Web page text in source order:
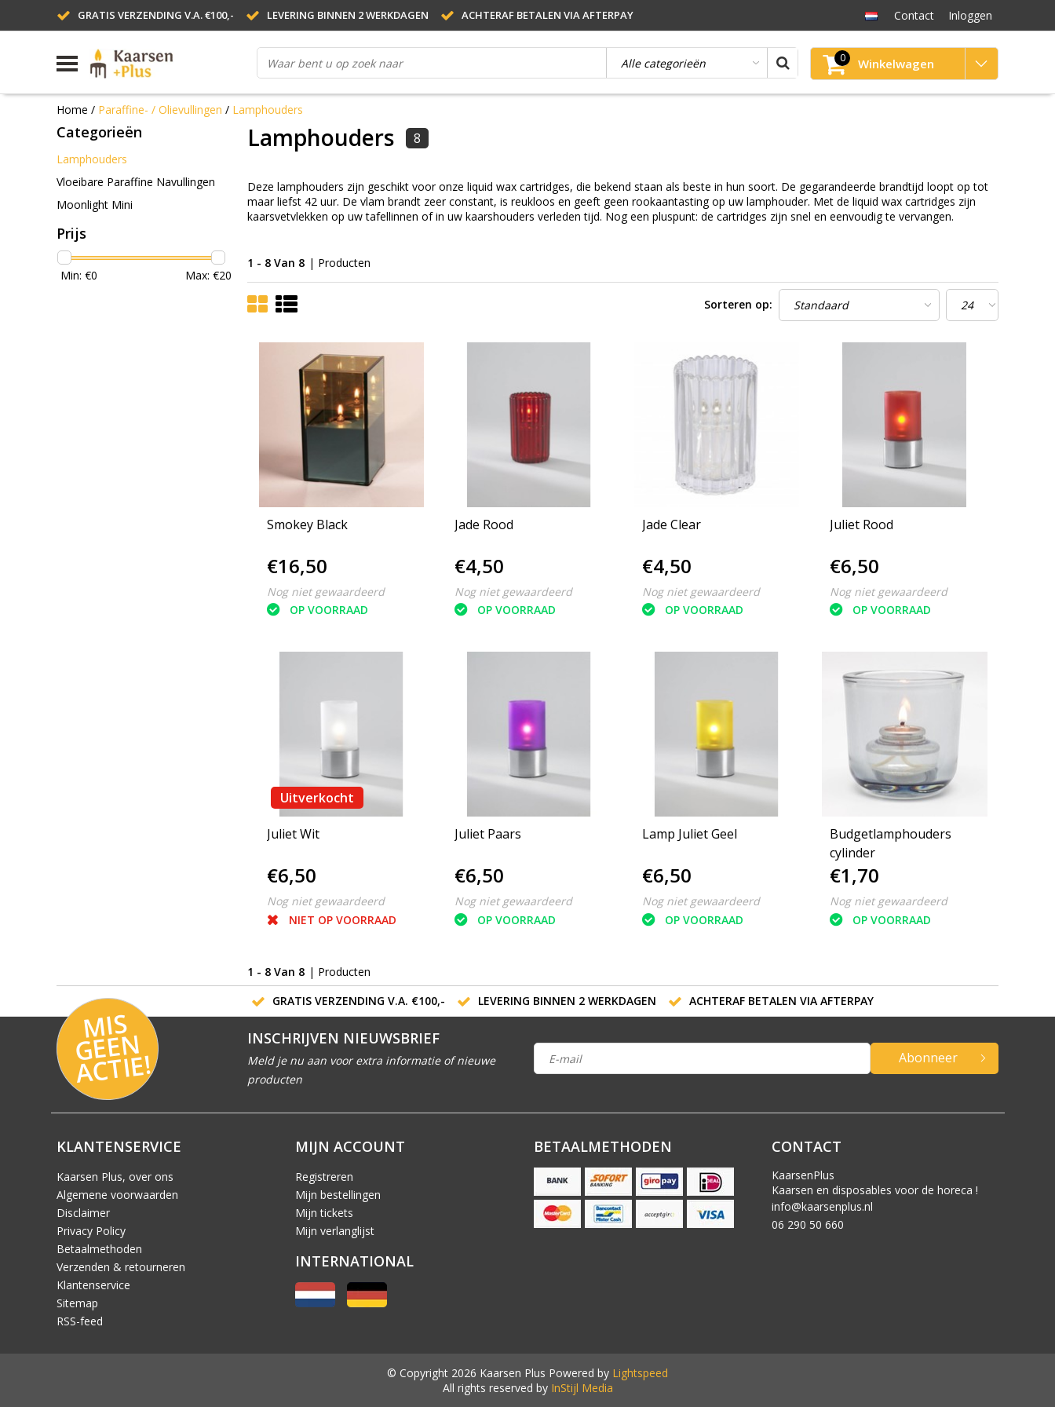
GRATIS VERZENDING V.A. €100,- LEVERING BINNEN 2 WERKDAGEN ACHTERAF BETALEN VIA AFTERPAY Contact Inloggen
0 Winkelwagen
Home / Paraffine- / Olievullingen / Lamphouders
Categorieën
Lamphouders
Vloeibare Paraffine Navullingen
Moonlight Mini
Prijs
Min: €0 Max: €20
Lamphouders 8
Deze lamphouders zijn geschikt voor onze liquid wax cartridges, die bekend staan als beste in hun soort. De gegarandeerde brandtijd loopt op tot
maar liefst 42 uur. De vlam brandt zeer constant, is reukloos en geeft geen rookaantasting op uw lamphouder. Met de liquid wax cartridges zijn
kaarsvetvlekken op uw tafellinnen of in uw kaarshouders verleden tijd. Nog een pluspunt: de cartridges zijn snel en eenvoudig te vervangen.
1 - 8 Van 8 | Producten
Sorteren op:
Smokey Black
€16,50
Nog niet gewaardeerd
OP VOORRAAD
Jade Rood
€4,50
Nog niet gewaardeerd
OP VOORRAAD
Jade Clear
€4,50
Nog niet gewaardeerd
OP VOORRAAD
Juliet Rood
€6,50
Nog niet gewaardeerd
OP VOORRAAD
Uitverkocht
Juliet Wit
€6,50
Nog niet gewaardeerd
NIET OP VOORRAAD
Juliet Paars
€6,50
Nog niet gewaardeerd
OP VOORRAAD
Lamp Juliet Geel
€6,50
Nog niet gewaardeerd
OP VOORRAAD
Budgetlamphouders
cylinder
€1,70
Nog niet gewaardeerd
OP VOORRAAD
1 - 8 Van 8 | Producten
GRATIS VERZENDING V.A. €100,-
LEVERING BINNEN 2 WERKDAGEN ACHTERAF BETALEN VIA AFTERPAY
MI
S
G
E
E
N
A
C
TI
E!
INSCHRIJVEN NIEUWSBRIEF
Meld je nu aan voor extra informatie of nieuwe
producten
Abonneer
KLANTENSERVICE
Kaarsen Plus, over ons
Algemene voorwaarden
Disclaimer
Privacy Policy
Betaalmethoden
Verzenden & retourneren
Klantenservice
Sitemap
RSS-feed
MIJN ACCOUNT
Registreren
Mijn bestellingen
Mijn tickets
Mijn verlanglijst
INTERNATIONAL
BETAALMETHODEN CONTACT
KaarsenPlus
Kaarsen en disposables voor de horeca !
info@kaarsenplus.nl
06 290 50 660
© Copyright 2026 Kaarsen Plus Powered by Lightspeed
All rights reserved by InStijl Media